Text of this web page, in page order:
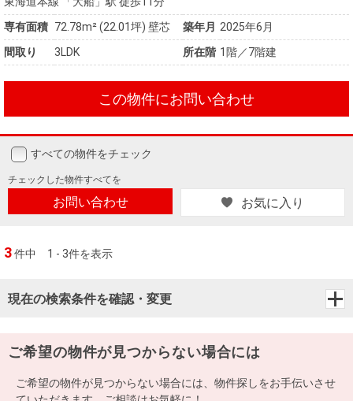
専有面積 72.78m²(22.01坪) 壁芯 築年月 2025年6月
間取り
3LDK 所在階 1階／7階建
この物件にお問い合わせ
すべての物件をチェック
チェックした物件すべてを
お問い合わせ お気に入り
3件中 1 - 3件を表示
現在の検索条件を確認・変更
ご希望の物件が見つからない場合には
ご希望の物件が見つからない場合には、物件探しをお手伝いさせ